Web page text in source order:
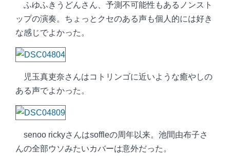
ふゆふきうどんさん、予測不可能性もあるノンスト
ップの演奏。ちょっとクセのある声も個人的には好き
な感じでよかった。
児玉真吏奈さんはコトリンゴに近いような癒やしの
ある声でよかった。
senoo rickyさんはsoffleの周年以来。池間由布子さ
んの全部ウソみたいカバーは意外だった。